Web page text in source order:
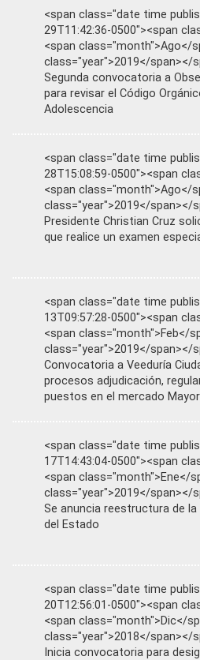
<span class="date time
29T11:42:36-0500"><span
<span class="month">Ago</
class="year">2019</span></
Segunda convocatoria a
para revisar el Código
Adolescencia
<span class="date time
28T15:08:59-0500"><span
<span class="month">Ago</
class="year">2019</span></
Presidente Christian Cruz
que realice un examen
<span class="date time
13T09:57:28-0500"><span
<span class="month">Feb</
class="year">2019</span></
Convocatoria a Veeduría
procesos adjudicación,
puestos en el mercado
<span class="date time
17T14:43:04-0500"><span
<span class="month">Ene</
class="year">2019</span></
Se anuncia reestructura de la
del Estado
<span class="date time
20T12:56:01-0500"><span
<span class="month">Dic</
class="year">2018</span></
Inicia convocatoria para